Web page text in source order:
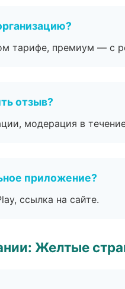
тарифе, премиум — с
отзыв?
модерация в
приложение?
ссылка на сайте.
Желтые